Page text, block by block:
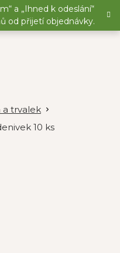
a „Ihned k odeslání“
od přijetí objednávky.
a trvalek
10 ks